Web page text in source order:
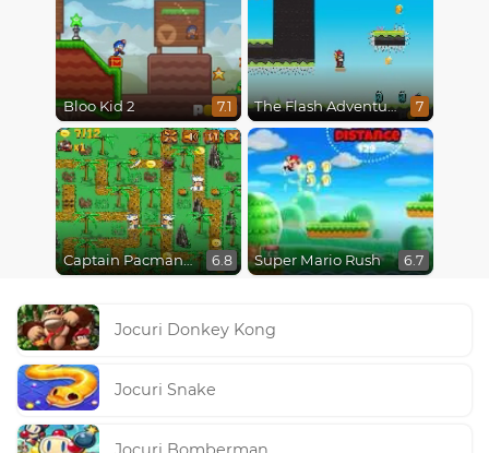
Bloo Kid 2 7.1 The Flash Adventures 7
Captain Pacman Adventure 6.8 Super Mario Rush 6.7
Jocuri Donkey Kong
Jocuri Snake